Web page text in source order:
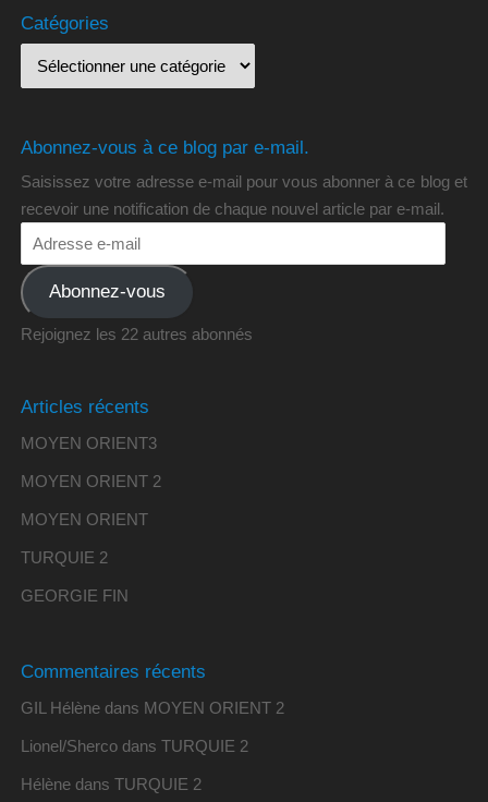
Catégories
Abonnez-vous à ce blog par e-mail.
Saisissez votre adresse e-mail pour vous abonner à ce blog et
recevoir une notification de chaque nouvel article par e-mail.
Abonnez-vous
Rejoignez les 22 autres abonnés
Articles récents
MOYEN ORIENT3
MOYEN ORIENT 2
MOYEN ORIENT
TURQUIE 2
GEORGIE FIN
Commentaires récents
GIL Hélènedans MOYEN ORIENT 2
Lionel/Shercodans TURQUIE 2
Hélènedans TURQUIE 2